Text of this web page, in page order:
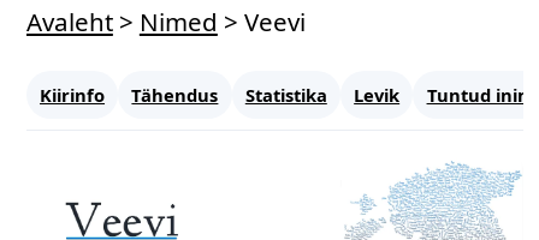
Avaleht> Nimed > Veevi
Kiirinfo Tähendus Statistika Levik Tuntud